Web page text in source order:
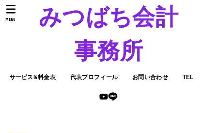
みつばち会計
事務所
サービス&料金表 代表プロフィール お問い合わせ TEL
MENU